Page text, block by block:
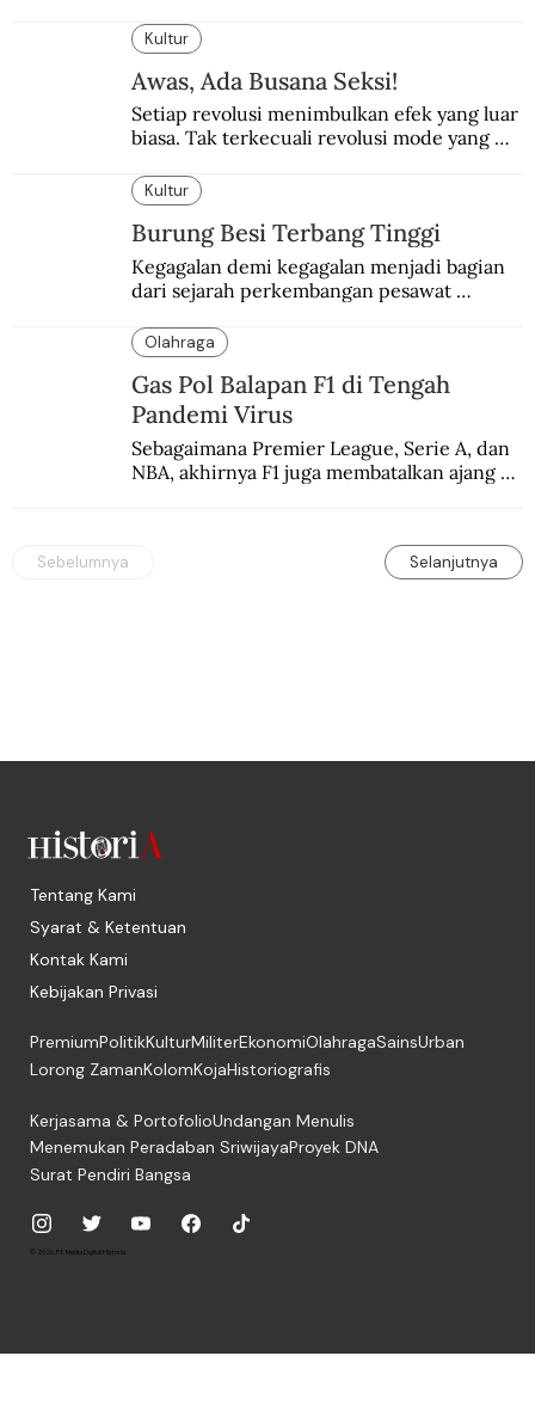
Kultur
Awas, Ada Busana Seksi!
Setiap revolusi menimbulkan efek yang luar
biasa. Tak terkecuali revolusi mode yang
Kultur
Burung Besi Terbang Tinggi
Kegagalan demi kegagalan menjadi bagian
dari sejarah perkembangan pesawat
Olahraga
Gas Pol Balapan F1 di Tengah
Pandemi Virus
Sebagaimana Premier League, Serie A, dan
NBA, akhirnya F1 juga membatalkan ajang
Sebelumnya Selanjutnya
Tentang Kami
Syarat & Ketentuan
Kontak Kami
Kebijakan Privasi
PremiumPolitikKulturMiliterEkonomiOlahragaSainsUrban
Lorong ZamanKolomKojaHistoriografis
Kerjasama & PortofolioUndangan Menulis
Menemukan Peradaban SriwijayaProyek DNA
Surat Pendiri Bangsa
© 2026, PT. Media Digital Historia.